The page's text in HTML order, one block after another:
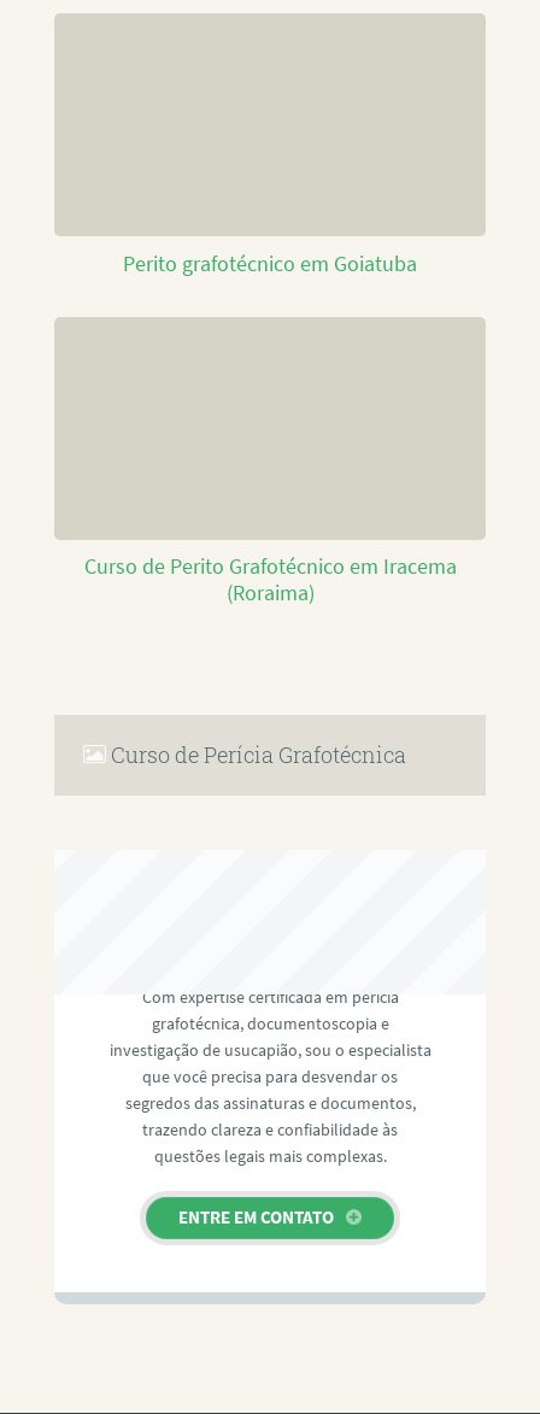
Perito grafotécnico em Goiatuba
Curso de Perito Grafotécnico em Iracema
(Roraima)
Curso de Perícia Grafotécnica
Com expertise certificada em perícia
grafotécnica, documentoscopia e
investigação de usucapião, sou o especialista
que você precisa para desvendar os
segredos das assinaturas e documentos,
trazendo clareza e confiabilidade às
questões legais mais complexas.
ENTRE EM CONTATO